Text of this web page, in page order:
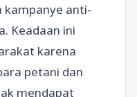
kampanye anti-
Keadaan ini
karena
petani dan
mendapat